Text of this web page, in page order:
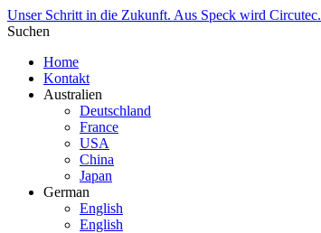
Unser Schritt in die Zukunft. Aus Speck wird Circutec.
Suchen
Home
Kontakt
Australien
Deutschland
France
USA
China
Japan
German
English
English